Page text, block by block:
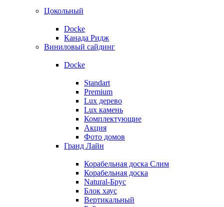
Цокольный
Docke
Канада Ридж
Виниловый сайдинг
Docke
Standart
Premium
Lux дерево
Lux камень
Комплектующие
Акция
Фото домов
Гранд Лайн
Корабельная доска Слим
Корабельная доска
Natural-Брус
Блок хаус
Вертикальный